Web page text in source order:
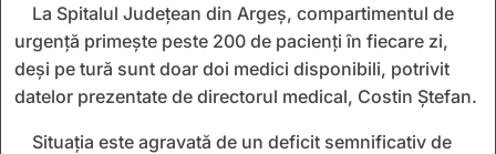
La Spitalul Județean din Argeș, compartimentul de
urgență primește peste 200 de pacienți în fiecare zi,
deși pe tură sunt doar doi medici disponibili, potrivit
datelor prezentate de directorul medical, Costin Ștefan.
Situația este agravată de un deficit semnificativ de